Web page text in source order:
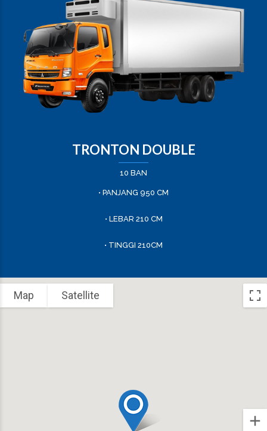
TRONTON DOUBLE
10 BAN
• PANJANG 950 CM
• LEBAR 210 CM
• TINGGI 210CM
Map Satellite